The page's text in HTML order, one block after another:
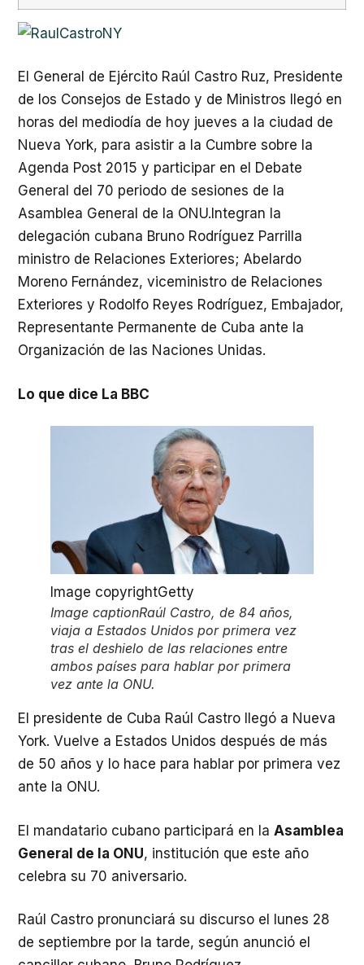
El General de Ejército Raúl Castro Ruz, Presidente
de los Consejos de Estado y de Ministros llegó en
horas del mediodía de hoy jueves a la ciudad de
Nueva York, para asistir a la Cumbre sobre la
Agenda Post 2015 y participar en el Debate
General del 70 periodo de sesiones de la
Asamblea General de la ONU.Integran la
delegación cubana Bruno Rodríguez Parrilla
ministro de Relaciones Exteriores; Abelardo
Moreno Fernández, viceministro de Relaciones
Exteriores y Rodolfo Reyes Rodríguez, Embajador,
Representante Permanente de Cuba ante la
Organización de las Naciones Unidas.
Lo que dice La BBC
Image copyrightGetty
Image captionRaúl Castro, de 84 años,
viaja a Estados Unidos por primera vez
tras el deshielo de las relaciones entre
ambos países para hablar por primera
vez ante la ONU.
El presidente de Cuba Raúl Castro llegó a Nueva
York. Vuelve a Estados Unidos después de más
de 50 años y lo hace para hablar por primera vez
ante la ONU.
El mandatario cubano participará en la Asamblea
General de la ONU, institución que este año
celebra su 70 aniversario.
Raúl Castro pronunciará su discurso el lunes 28
de septiembre por la tarde, según anunció el